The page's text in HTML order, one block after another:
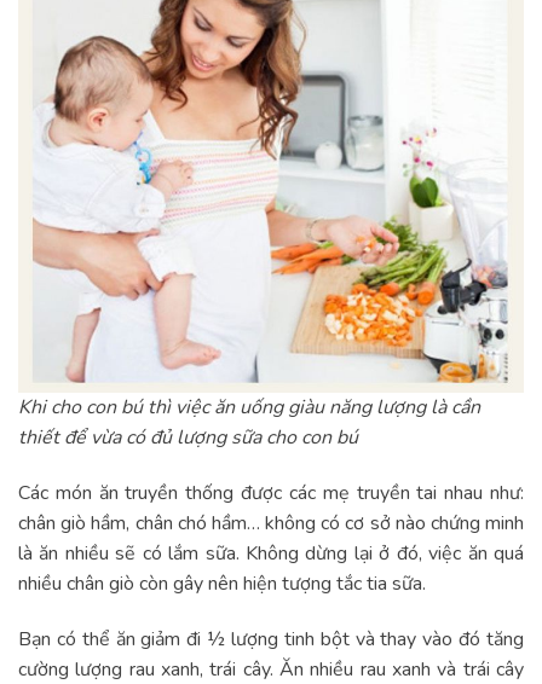
Khi cho con bú thì việc ăn uống giàu năng lượng là cần
thiết để vừa có đủ lượng sữa cho con bú
Các món ăn truyền thống được các mẹ truyền tai nhau như:
chân giò hầm, chân chó hầm… không có cơ sở nào chứng minh
là ăn nhiều sẽ có lắm sữa. Không dừng lại ở đó, việc ăn quá
nhiều chân giò còn gây nên hiện tượng tắc tia sữa.
Bạn có thể ăn giảm đi ½ lượng tinh bột và thay vào đó tăng
cường lượng rau xanh, trái cây. Ăn nhiều rau xanh và trái cây